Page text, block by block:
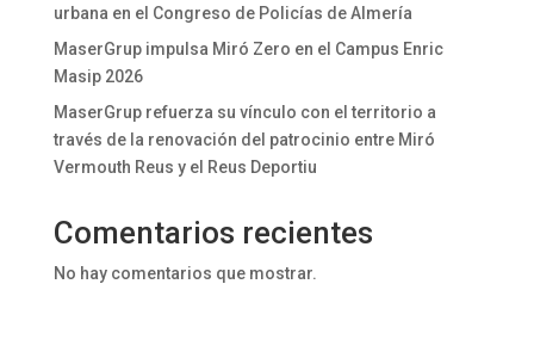
urbana en el Congreso de Policías de Almería
MaserGrup impulsa Miró Zero en el Campus Enric
Masip 2026
MaserGrup refuerza su vínculo con el territorio a
través de la renovación del patrocinio entre Miró
Vermouth Reus y el Reus Deportiu
Comentarios recientes
No hay comentarios que mostrar.